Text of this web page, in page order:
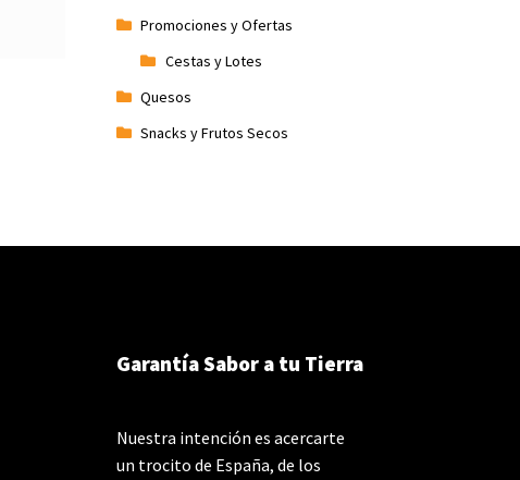
Promociones y Ofertas
Cestas y Lotes
Quesos
Snacks y Frutos Secos
Garantía Sabor a tu Tierra
Nuestra intención es acercarte
un trocito de España, de los